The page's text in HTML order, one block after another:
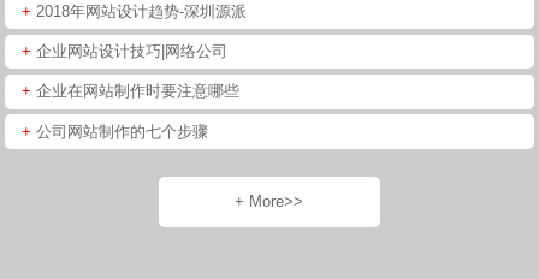
+ 2018年网站设计趋势-深圳源派
+ 企业网站设计技巧|网络公司
+ 企业在网站制作时要注意哪些
+ 公司网站制作的七个步骤
+ More>>